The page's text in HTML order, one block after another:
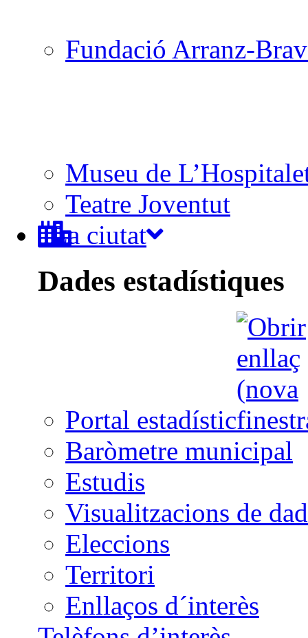
Fundació Arranz-
Museu de
Teatre Joventut
La ciutat
Dades estadístiques
Portal estadístic
Baròmetre municipal
Estudis
Visualitzacions de
Eleccions
Territori
Enllaços d´interès